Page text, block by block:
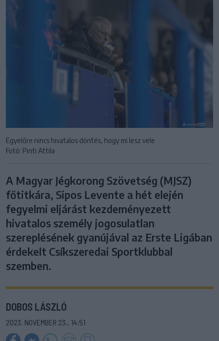
Egyelőre nincs hivatalos döntés, hogy mi lesz vele
Fotó: Pinti Attila
A Magyar Jégkorong Szövetség (MJSZ)
főtitkára, Sipos Levente a hét elején
fegyelmi eljárást kezdeményezett
hivatalos személy jogosulatlan
szereplésének gyanújával az Erste Ligában
érdekelt Csíkszeredai Sportklubbal
szemben.
DOBOS LÁSZLÓ
2023. NOVEMBER 23., 14:51